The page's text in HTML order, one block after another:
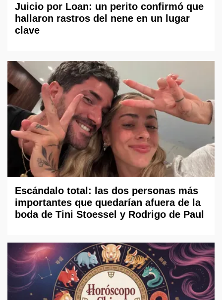
Juicio por Loan: un perito confirmó que
hallaron rastros del nene en un lugar
clave
Escándalo total: las dos personas más
importantes que quedarían afuera de la
boda de Tini Stoessel y Rodrigo de Paul